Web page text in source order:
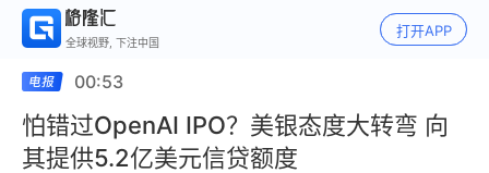
全球视野, 下注中国
打开APP
00:53
怕错过OpenAI IPO？美银态度大转弯 向
其提供5.2亿美元信贷额度